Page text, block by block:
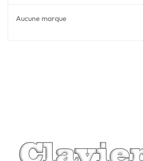
Aucune marque